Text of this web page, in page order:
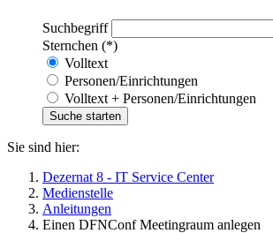
Suchbegriff
Sternchen (*)
Volltext
Personen/Einrichtungen
Volltext + Personen/Einrichtungen
Sie sind hier:
Dezernat 8 - IT Service Center
Medienstelle
Anleitungen
Einen DFNConf Meetingraum anlegen